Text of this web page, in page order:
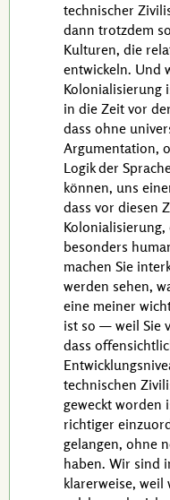
technischer
dann trotzdem
Kulturen, die
entwickeln. Und
Kolonialisierung
in die Zeit vor
dass ohne
Argumentation,
Logik der
können, uns
dass vor diesen
besonders
machen Sie
werden sehen,
eine meiner
ist so — weil Sie
dass
technischen
geweckt worden
richtiger
gelangen, ohne
haben. Wir sind
klarerweise,